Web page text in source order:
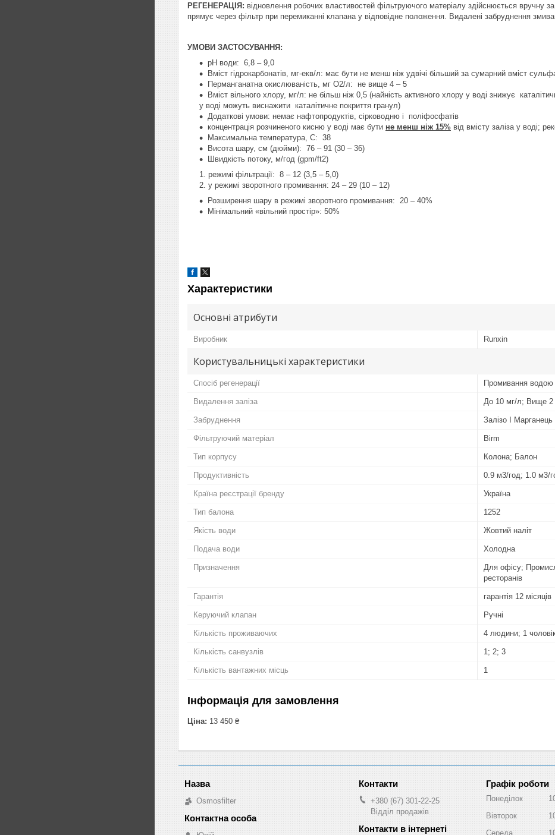
РЕГЕНЕРАЦІЯ: відновлення робочих властивостей фільтруючого матеріалу здійснюється
прямує через фільтр при перемиканні клапана у відповідне положення. Видалені забруднення
УМОВИ ЗАСТОСУВАННЯ:
pH води: 6,8 – 9,0
Вміст гідрокарбонатів, мг-екв/л: має бути не менш ніж удвічі більший за сумарний вміст
Перманганатна окислюваність, мг О2/л: не вище 4 – 5
Вміст вільного хлору, мг/л: не більш ніж 0,5 (найність активного хлору у воді знижує
у воді можуть виснажити каталітичне покриття гранул)
Додаткові умови: немає нафтопродуктів, сірководню і поліфосфатів
концентрація розчиненого кисню у воді має бути не менш ніж 15% від вмісту заліза у воді;
Максимальна температура, С: 38
Висота шару, см (дюйми): 76 – 91 (30 – 36)
Швидкість потоку, м/год (gpm/ft2)
режимі фільтрації: 8 – 12 (3,5 – 5,0)
у режимі зворотного промивання: 24 – 29 (10 – 12)
Розширення шару в режимі зворотного промивання: 20 – 40%
Мінімальний «вільний простір»: 50%
Характеристики
Основні атрибути
Виробник Runxin
Користувальницькі характеристики
Спосіб регенерації Промивання водою
Видалення заліза До 10 мг/л; Вище 2
Забруднення Залізо І Марганець
Фільтруючий матеріал Birm
Тип корпусу Колона; Балон
Продуктивність 0.9 м3/год; 1.0 м3/
Країна реєстрації бренду Україна
Тип балона 1252
Якість води Жовтий наліт
Подача води Холодна
Призначення
Для офісу;
ресторанів
Гарантія гарантія 12 місяців
Керуючий клапан Ручні
Кількість проживаючих 4 людини; 1
Кількість санвузлів 1; 2; 3
Кількість вантажних місць 1
Інформація для замовлення
Ціна: 13 450 ₴
Osmosfilter
+380 (67) 301-22-25
Відділ продажів
Графік роботи
Понеділок
Вівторок
Середа